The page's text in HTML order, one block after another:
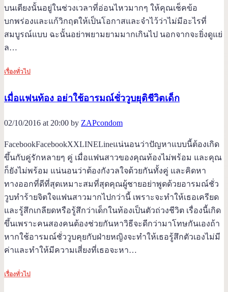
บนเตียงนั้นอยู่ในช่วงเวลาที่อ่อนไหวมากๆ ให้คุณเช็คข้อ
บกพร่องและแก้วิกฤตให้เป็นโอกาสและจำไว้ว่าไม่มีอะไรที่
สมบูรณ์แบบ ฉะนั้นอย่าพยามยามมากเกินไป นอกจากจะยิ่งดูแย่
ล…
เรื่องทั่วไป
เมื่อแฟนท้อง อย่าใช้อารมณ์ชั่ววูบยุติชีวิตเด็ก
02/10/2016 at 20:00 by ZAPcondom
FacebookFacebookXXLINELineแน่นอนว่าปัญหาแบบนี้ต้องเกิด
ขึ้นกับคู่รักหลายๆ คู่ เมื่อแฟนสาวของคุณท้องไม่พร้อม และคุณ
ก็ยังไม่พร้อม แน่นอนว่าต้องกังวลใจด้วยกันทั้งคู่ และคิดหา
ทางออกที่ดีที่สุดเหมาะสมที่สุดคุณผู้ชายอย่าพูดด้วยอารมณ์ชั่ว
วูบทำร้ายจิตใจแฟนสาวมากไปกว่านี้ เพราะจะทำให้เธอเครียด
และรู้สึกเกลียดหรือรู้สึกว่าเด็กในท้องเป็นตัวถ่วงชีวิต เรื่องนี้เกิด
ขึ้นเพราะคนสองคนต้องช่วยกันหาวิธีจะดีกว่ามาโทษกันเองถ้า
หากใช้อารมณ์ชั่ววูบคุยกับฝ่ายหญิงจะทำให้เธอรู้สึกตัวเองไม่มี
ค่าและทำให้มีความเสี่ยงที่เธอจะหา…
เรื่องทั่วไป